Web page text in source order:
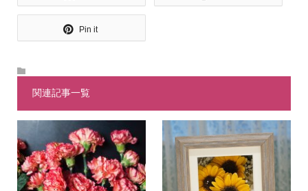
Pin it
関連記事一覧